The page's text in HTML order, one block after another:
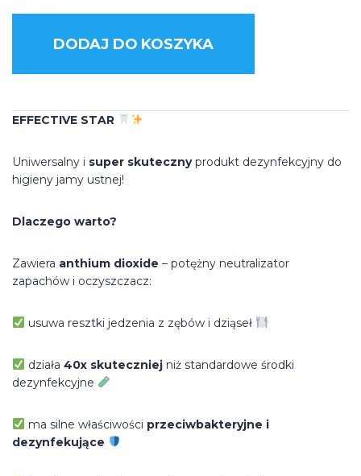
DODAJ DO KOSZYKA
EFFECTIVE STAR
Uniwersalny i super skutecznyprodukt dezynfekcyjny do
higieny jamy ustnej!
Dlaczego warto?
Zawiera anthium dioxide – potężny neutralizator
zapachów i oczyszczacz:
usuwa resztki jedzenia z zębów i dziąseł
działa 40x skuteczniejniż standardowe środki
dezynfekcyjne
ma silne właściwości przeciwbakteryjne i
dezynfekujące